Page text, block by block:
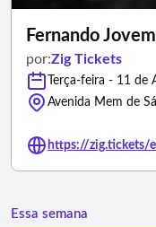
Fernando
por:Zig Tickets
Terça-feira - 11
https://zig.tickets/
Essa semana